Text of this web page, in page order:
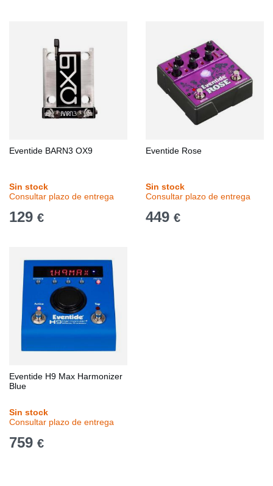
Eventide BARN3 OX9
Sin stock
Consultar plazo de entrega
129 €
Eventide Rose
Sin stock
Consultar plazo de entrega
449 €
Eventide H9 Max Harmonizer
Blue
Sin stock
Consultar plazo de entrega
759 €